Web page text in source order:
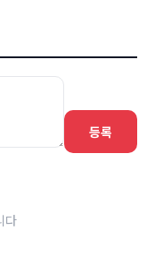
등록
다